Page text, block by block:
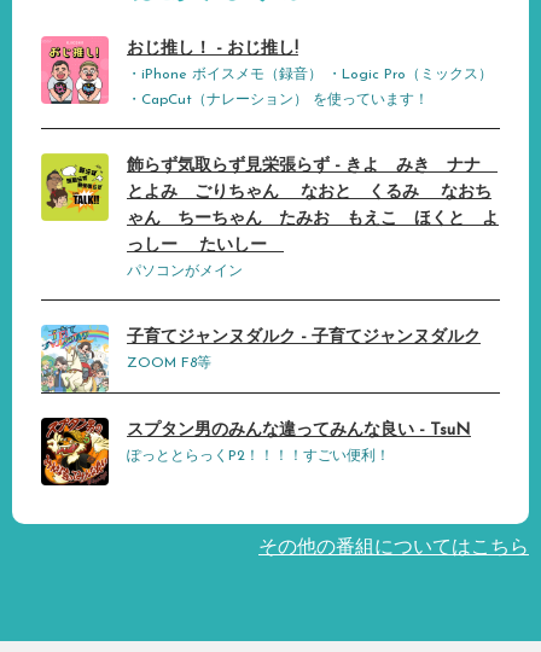
おじ推し！ - おじ推し!
・iPhone ボイスメモ（録音） ・Logic Pro（ミックス）
・CapCut（ナレーション） を使っています！
飾らず気取らず見栄張らず - きよ みき ナナ
とよみ ごりちゃん なおと くるみ なおち
ゃん ちーちゃん たみお もえこ ほくと よ
っしー たいしー
パソコンがメイン
子育てジャンヌダルク - 子育てジャンヌダルク
ZOOM F8等
スプタン男のみんな違ってみんな良い - TsuN
ぽっととらっくP2！！！！すごい便利！
その他の番組についてはこちら